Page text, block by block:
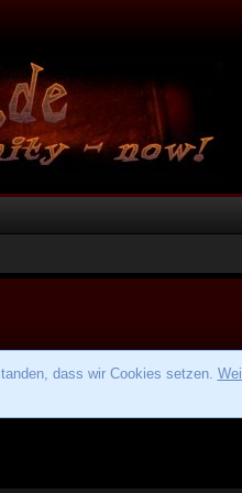
dass wir Cookies setzen.